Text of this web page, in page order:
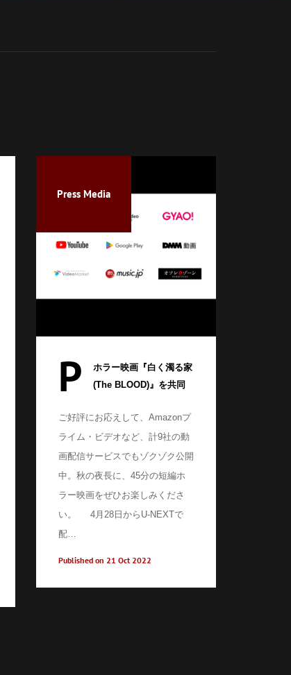
Press Media
P
ホラー映画『白く濁る家
(The BLOOD)』を共同
にU-NEXTで配信開始
ご好評にお応えして、Amazonプ
ライム・ビデオなど、計9社の動
画配信サービスでもゾクゾク公開
中。秋の夜長に、45分の短編ホ
ラー映画をぜひお楽しみくださ
い。 4月28日からU-NEXTで
配…
Published on 21 Oct 2022